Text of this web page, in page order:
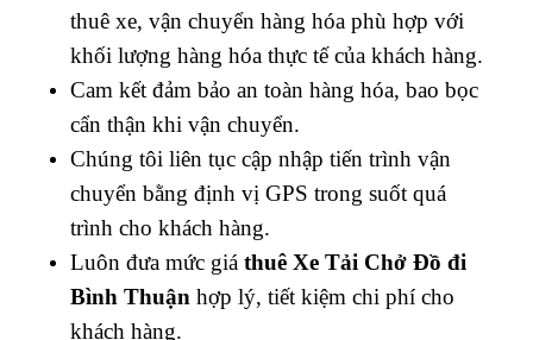
thuê xe, vận chuyển hàng hóa phù hợp với
khối lượng hàng hóa thực tế của khách hàng.
Cam kết đảm bảo an toàn hàng hóa, bao bọc
cẩn thận khi vận chuyển.
Chúng tôi liên tục cập nhập tiến trình vận
chuyển bằng định vị GPS trong suốt quá
trình cho khách hàng.
Luôn đưa mức giá thuê Xe Tải Chở Đồ đi
Bình Thuận hợp lý, tiết kiệm chi phí cho
khách hàng.